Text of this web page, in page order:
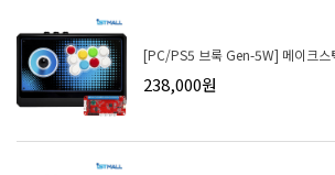
[PC/PS5 브룩 Gen-5W] 메이크스
238,000원